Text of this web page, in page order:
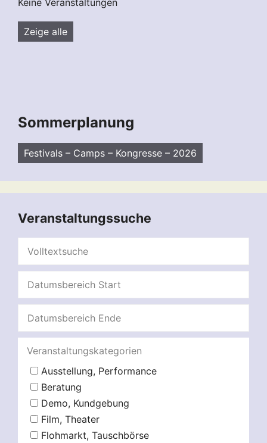
Keine Veranstaltungen
Zeige alle
Sommerplanung
Festivals – Camps – Kongresse – 2026
Veranstaltungssuche
Veranstaltungskategorien
Ausstellung, Performance
Beratung
Demo, Kundgebung
Film, Theater
Flohmarkt, Tauschbörse